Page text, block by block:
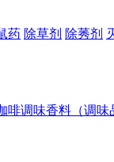
药 除草剂 除莠剂
啡调味香料（调味